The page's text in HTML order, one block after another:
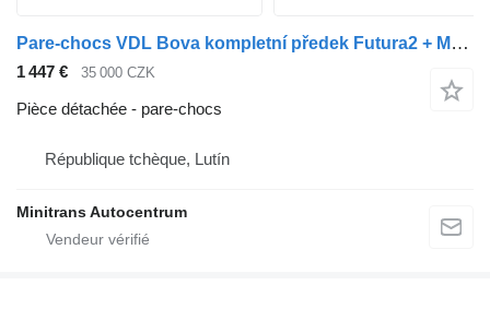
Pare-chocs VDL Bova kompletní předek Futura2 + Magiq, TOPkvalita! pour bus VDL Bova Futura 2 + magiq
1 447 € 35 000 CZK
Pièce détachée - pare-chocs
République tchèque, Lutín
Minitrans Autocentrum